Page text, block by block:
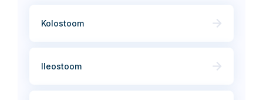
Kolostoom
Ileostoom